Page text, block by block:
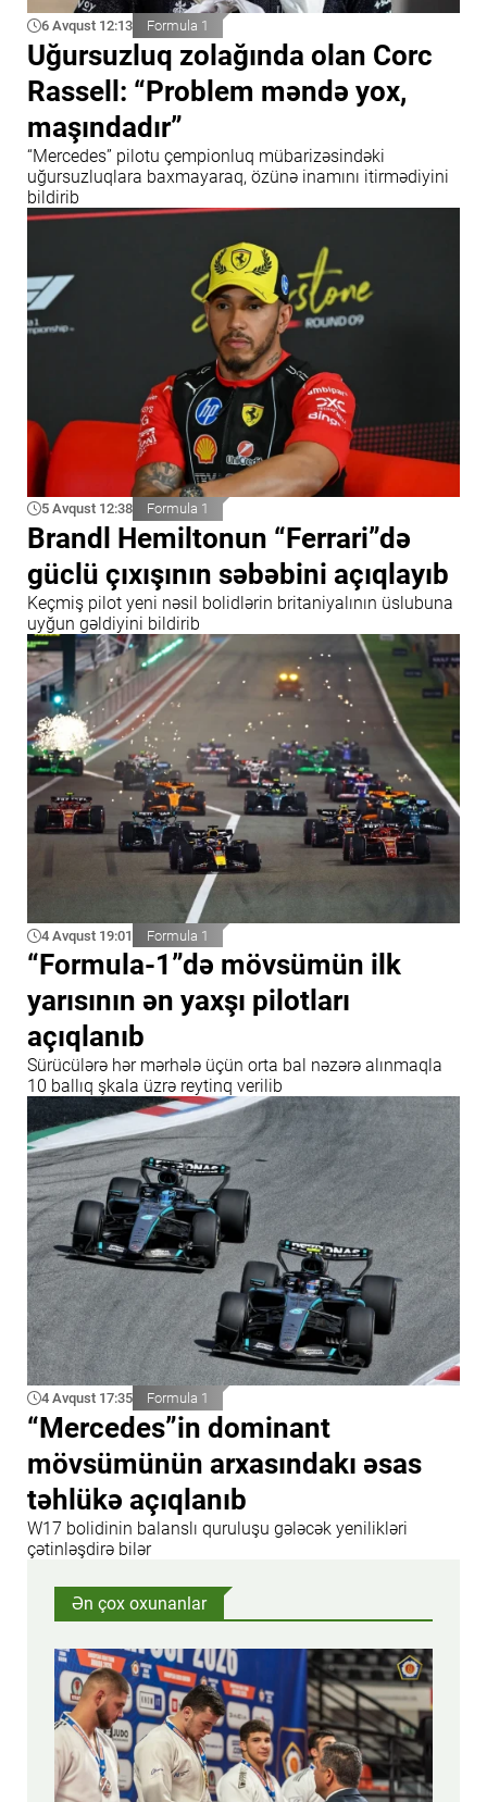
6 Avqust 12:13 Formula 1
Uğursuzluq zolağında olan Corc
Rassell: “Problem məndə yox,
maşındadır”
“Mercedes” pilotu çempionluq mübarizəsindəki
uğursuzluqlara baxmayaraq, özünə inamını itirmədiyini
bildirib
5 Avqust 12:38 Formula 1
Brandl Hemiltonun “Ferrari”də
güclü çıxışının səbəbini açıqlayıb
Keçmiş pilot yeni nəsil bolidlərin britaniyalının üslubuna
uyğun gəldiyini bildirib
4 Avqust 19:01 Formula 1
“Formula-1”də mövsümün ilk
yarısının ən yaxşı pilotları
açıqlanıb
Sürücülərə hər mərhələ üçün orta bal nəzərə alınmaqla
10 ballıq şkala üzrə reytinq verilib
4 Avqust 17:35 Formula 1
“Mercedes”in dominant
mövsümünün arxasındakı əsas
təhlükə açıqlanıb
W17 bolidinin balanslı quruluşu gələcək yenilikləri
çətinləşdirə bilər
Ən çox oxunanlar